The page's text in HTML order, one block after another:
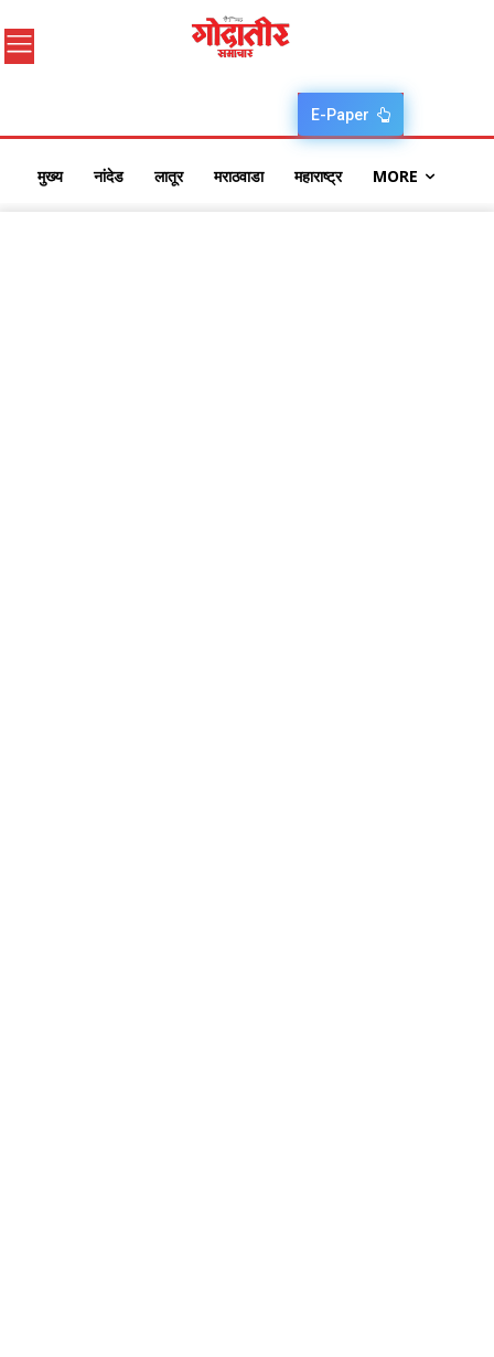
E-Paper
मुख्य नांदेड लातूर मराठवाडा महाराष्ट्र MORE